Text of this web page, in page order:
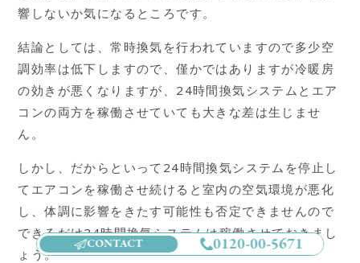
響しないか気になるところです。
結論としては、常時換気を行われていますので多少空
調効率は低下しますので、僅かではありますが冷暖房
の効きが悪くなりますが、24時間換気システムとエア
コンの両方を稼働させていても大きな差は生じませ
ん。
しかし、だからといって24時間換気システムを停止し
てエアコンを稼働させ続けると室内の空気環境が悪化
し、体調に影響をきたす可能性も否定できませんので
できるだけ24時間換気システムは稼働させておきまし
ょう。
CONTACT 0120-00-5671